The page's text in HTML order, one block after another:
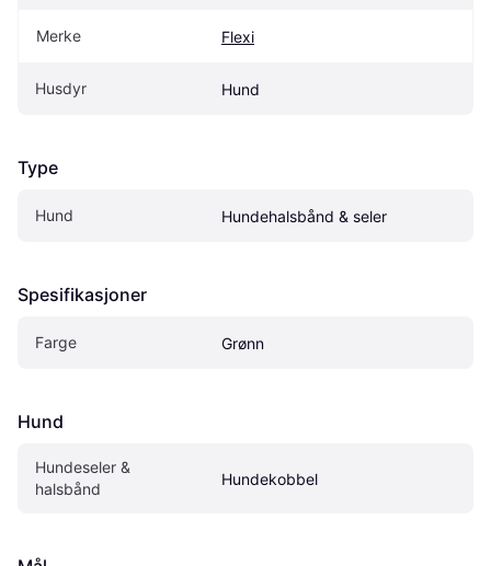
Merke Flexi
Husdyr Hund
Type
Hund Hundehalsbånd & seler
Spesifikasjoner
Farge Grønn
Hund
Hundeseler &
halsbånd
Hundekobbel